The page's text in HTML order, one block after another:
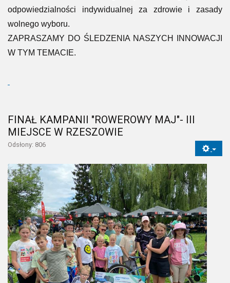
odpowiedzialności indywidualnej za zdrowie i zasady
wolnego wyboru.
ZAPRASZAMY DO ŚLEDZENIA NASZYCH INNOWACJI
W TYM TEMACIE.
FINAŁ KAMPANII "ROWEROWY MAJ"- III
MIEJSCE W RZESZOWIE
Odsłony: 806